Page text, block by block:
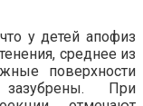
у детей апофиз
среднее из
поверхности
При